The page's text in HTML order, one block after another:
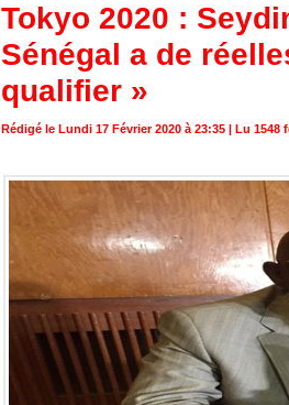
Tokyo 2020 :
Sénégal a de
qualifier »
Rédigé le Lundi 17 Février 2020 à 23:35 | Lu 1548